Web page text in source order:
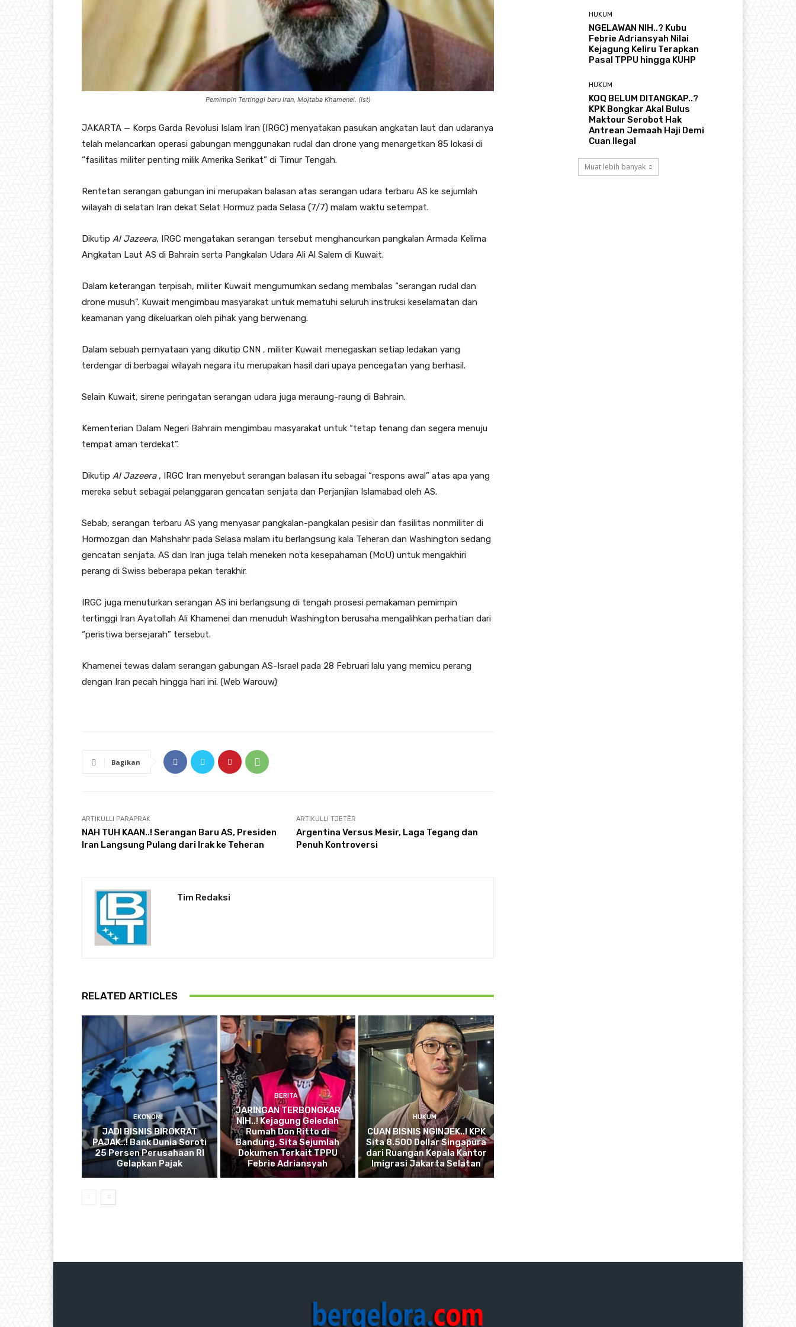
Pemimpin Tertinggi baru Iran, Mojtaba Khamenei. (Ist)
JAKARTA — Korps Garda Revolusi Islam Iran (IRGC) menyatakan pasukan angkatan laut dan udaranya
telah melancarkan operasi gabungan menggunakan rudal dan drone yang menargetkan 85 lokasi di
“fasilitas militer penting milik Amerika Serikat” di Timur Tengah.
Rentetan serangan gabungan ini merupakan balasan atas serangan udara terbaru AS ke sejumlah
wilayah di selatan Iran dekat Selat Hormuz pada Selasa (7/7) malam waktu setempat.
Dikutip Al Jazeera, IRGC mengatakan serangan tersebut menghancurkan pangkalan Armada Kelima
Angkatan Laut AS di Bahrain serta Pangkalan Udara Ali Al Salem di Kuwait.
Dalam keterangan terpisah, militer Kuwait mengumumkan sedang membalas “serangan rudal dan
drone musuh”. Kuwait mengimbau masyarakat untuk mematuhi seluruh instruksi keselamatan dan
keamanan yang dikeluarkan oleh pihak yang berwenang.
Dalam sebuah pernyataan yang dikutip CNN , militer Kuwait menegaskan setiap ledakan yang
terdengar di berbagai wilayah negara itu merupakan hasil dari upaya pencegatan yang berhasil.
Selain Kuwait, sirene peringatan serangan udara juga meraung-raung di Bahrain.
Kementerian Dalam Negeri Bahrain mengimbau masyarakat untuk “tetap tenang dan segera menuju
tempat aman terdekat”.
Dikutip Al Jazeera, IRGC Iran menyebut serangan balasan itu sebagai “respons awal” atas apa yang
mereka sebut sebagai pelanggaran gencatan senjata dan Perjanjian Islamabad oleh AS.
Sebab, serangan terbaru AS yang menyasar pangkalan-pangkalan pesisir dan fasilitas nonmiliter di
Hormozgan dan Mahshahr pada Selasa malam itu berlangsung kala Teheran dan Washington sedang
gencatan senjata. AS dan Iran juga telah meneken nota kesepahaman (MoU) untuk mengakhiri
perang di Swiss beberapa pekan terakhir.
IRGC juga menuturkan serangan AS ini berlangsung di tengah prosesi pemakaman pemimpin
tertinggi Iran Ayatollah Ali Khamenei dan menuduh Washington berusaha mengalihkan perhatian dari
“peristiwa bersejarah” tersebut.
Khamenei tewas dalam serangan gabungan AS-Israel pada 28 Februari lalu yang memicu perang
dengan Iran pecah hingga hari ini. (Web Warouw)
Bagikan
ARTIKULLI PARAPRAK
NAH TUH KAAN..! Serangan Baru AS, Presiden
Iran Langsung Pulang dari Irak ke Teheran
ARTIKULLI TJETËR
Argentina Versus Mesir, Laga Tegang dan
Penuh Kontroversi
Tim Redaksi
RELATED ARTICLES
EKONOMI
JADI BISNIS BIROKRAT
PAJAK..! Bank Dunia Soroti
25 Persen Perusahaan RI
Gelapkan Pajak
BERITA
JARINGAN TERBONGKAR
NIH..! Kejagung Geledah
Rumah Don Ritto di
Bandung, Sita Sejumlah
Dokumen Terkait TPPU
Febrie Adriansyah
HUKUM
CUAN BISNIS NGINJEK..! KPK
Sita 8.500 Dollar Singapura
dari Ruangan Kepala Kantor
Imigrasi Jakarta Selatan
HUKUM
NGELAWAN NIH..? Kubu
Febrie Adriansyah Nilai
Kejagung Keliru Terapkan
Pasal TPPU hingga KUHP
HUKUM
KOQ BELUM DITANGKAP..?
KPK Bongkar Akal Bulus
Maktour Serobot Hak
Antrean Jemaah Haji Demi
Cuan Ilegal
Muat lebih banyak